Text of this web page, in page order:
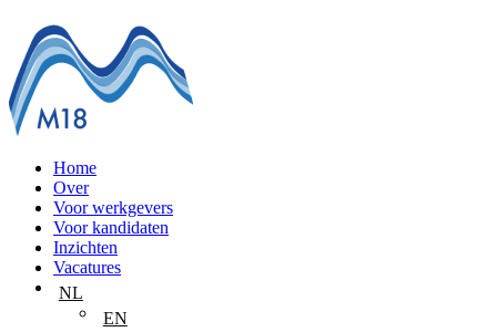
Home
Over
Voor werkgevers
Voor kandidaten
Inzichten
Vacatures
NL
EN